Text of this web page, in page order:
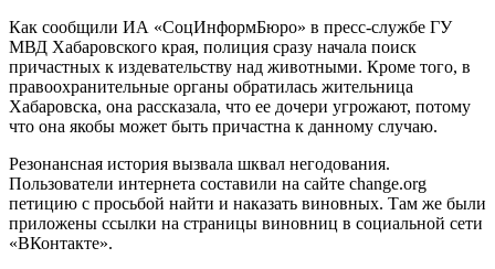
Как сообщили ИА «СоцИнформБюро» в пресс-службе ГУ
МВД Хабаровского края, полиция сразу начала поиск
причастных к издевательству над животными. Кроме того, в
правоохранительные органы обратилась жительница
Хабаровска, она рассказала, что ее дочери угрожают, потому
что она якобы может быть причастна к данному случаю.
Резонансная история вызвала шквал негодования.
Пользователи интернета составили на сайте change.org
петицию с просьбой найти и наказать виновных. Там же были
приложены ссылки на страницы виновниц в социальной сети
«ВКонтакте».